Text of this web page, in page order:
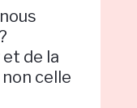
et de la
celle